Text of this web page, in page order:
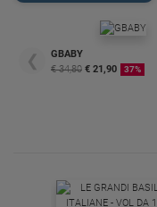
❮
GBABY
€ 34,80 € 21,90 37%